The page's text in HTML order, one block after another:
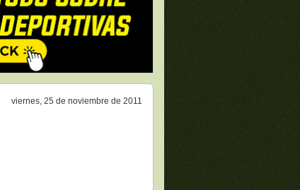
viernes, 25 de noviembre de 2011